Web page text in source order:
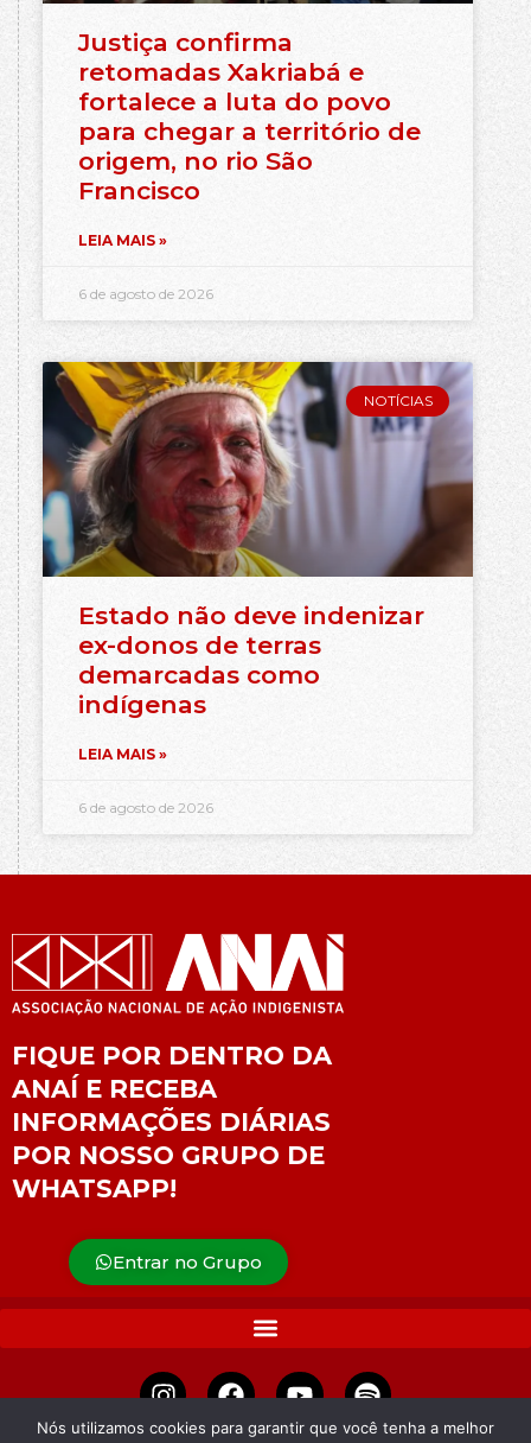
Justiça confirma
retomadas Xakriabá e
fortalece a luta do povo
para chegar a território de
origem, no rio São
Francisco
LEIA MAIS »
6 de agosto de 2026
NOTÍCIAS
Estado não deve indenizar
ex-donos de terras
demarcadas como
indígenas
LEIA MAIS »
6 de agosto de 2026
FIQUE POR DENTRO DA
ANAÍ E RECEBA
INFORMAÇÕES DIÁRIAS
POR NOSSO GRUPO DE
WHATSAPP!
Entrar no Grupo
Nós utilizamos cookies para garantir que você tenha a melhor